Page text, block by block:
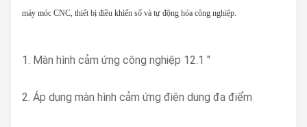
máy móc CNC, thiết bị điều khiển số và tự động hóa công nghiệp.
1. Màn hình cảm ứng công nghiệp 12.1 "
2. Áp dụng màn hình cảm ứng điện dung đa điểm